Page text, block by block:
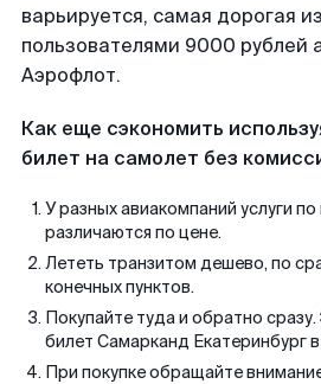
варьируется, самая дорогая
пользователями 9000 рублей
Аэрофлот.
Как еще сэкономить
билет на самолет без
У разных авиакомпаний услуги
различаются по цене.
Лететь транзитом дешево, по
конечных пунктов.
Покупайте туда и обратно
билет Самарканд Екатеринбург
При покупке обращайте